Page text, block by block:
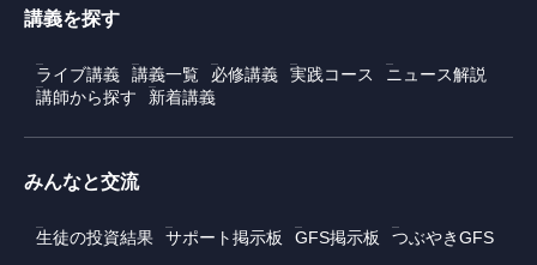
講義を探す
ライブ講義 講義一覧 必修講義 実践コース
ニュース解説
講師から探す
新着講義
みんなと交流
生徒の投資結果 サポート掲示板 GFS掲示板 つぶやきGFS